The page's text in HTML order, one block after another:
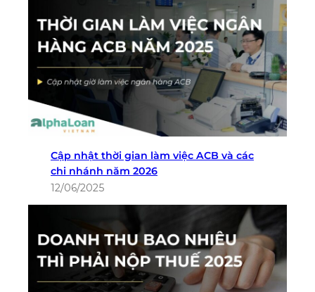
Cập nhật thời gian làm việc ACB và các
chi nhánh năm 2026
12/06/2025